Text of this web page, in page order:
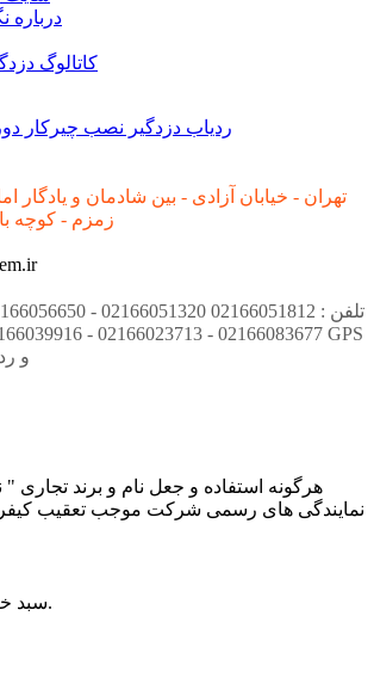
درباره
کاتالوگ
ردیاب دزدگیر نصب چیرکار
تهران - خیابان آزادی - بین شادمان و
زمزم - کوچه
و ردیاب
هرگونه استفاده و جعل نام و برند تجاری
نمایندگی های رسمی شرکت موجب تعقیب
سبد خرید شما خالی است.